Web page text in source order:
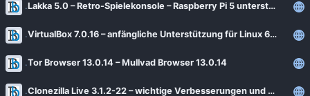
Lakka 5.0 – Retro-Spielekonsole – Raspberry Pi 5 unterstützt
VirtualBox 7.0.16 – anfängliche Unterstützung für Linux 6.8 und 6.9
Tor Browser 13.0.14 – Mullvad Browser 13.0.14
Clonezilla Live 3.1.2-22 – wichtige Verbesserungen und Bugfixes